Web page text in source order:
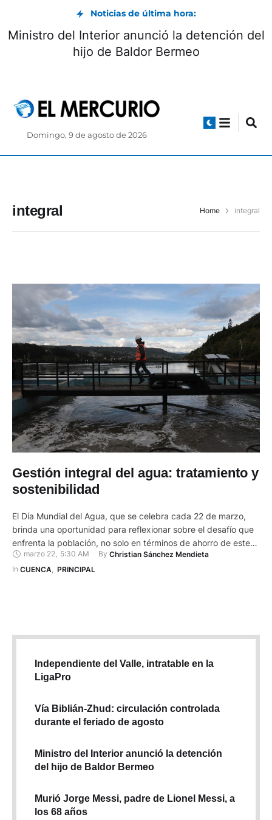
Noticias de última hora:
Ministro del Interior anunció la detención del
hijo de Baldor Bermeo
Domingo, 9 de agosto de 2026
integral Home integral
Gestión integral del agua: tratamiento y
sostenibilidad
El Día Mundial del Agua, que se celebra cada 22 de marzo,
brinda una oportunidad para reflexionar sobre el desafío que
enfrenta la población, no solo en términos de ahorro de este
recurso natural, sino también en su gestión integral y
tratamiento. Este enfoque busca un uso sostenible del agua,
marzo 22, 5:30 AM By Christian Sánchez Mendieta
In CUENCA PRINCIPAL
Independiente del Valle, intratable en la
LigaPro
Vía Biblián-Zhud: circulación controlada
durante el feriado de agosto
Ministro del Interior anunció la detención
del hijo de Baldor Bermeo
Murió Jorge Messi, padre de Lionel Messi, a
los 68 años